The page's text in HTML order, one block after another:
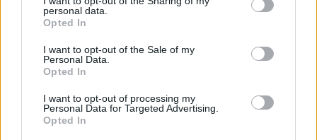
personal data.
Opted In
I want to opt-out of the Sale of my
Personal Data.
Opted In
I want to opt-out of processing my
Personal Data for Targeted Advertising.
Opted In
minden, ami a magyar
közéletben ma téma, az
terítéken lesz”,
inkább technikai módosításokra lehet
számítani. Más helyszínekre kerülnek a
karszalagátvételi és beléptetési pontok, a